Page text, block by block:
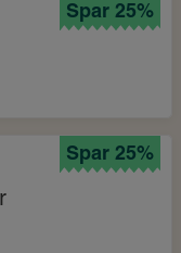
Spar 25%
Spar 25%